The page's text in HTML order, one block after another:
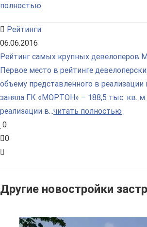
полностью
Рейтинги
06.06.2016
Рейтинг самых крупных девелоперов
Первое место в рейтинге
объему представленного в
заняла ГК «МОРТОН» – 188,5 тыс. кв. м
реализации в...читать полностью
0
0
Другие новостройки